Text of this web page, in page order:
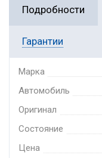
Подробности
Гарантии
Марка
Автомобиль
Оригинал
Состояние
Цена